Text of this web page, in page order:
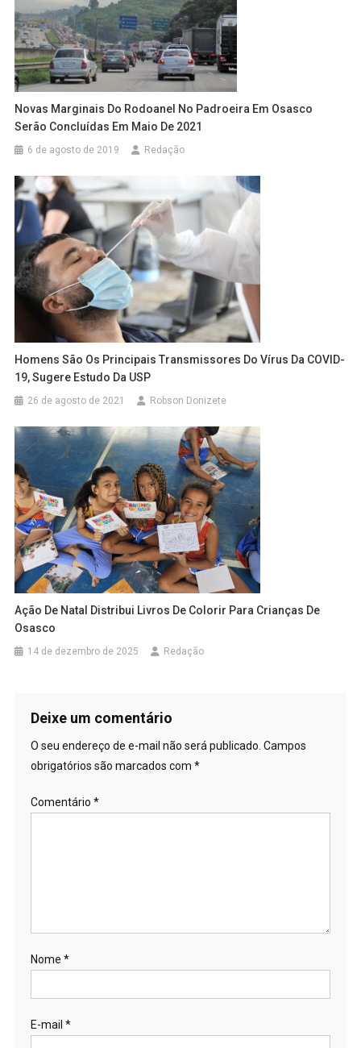
Novas Marginais Do Rodoanel No Padroeira Em Osasco
Serão Concluídas Em Maio De 2021
6 de agosto de 2019 Redação
Homens São Os Principais Transmissores Do Vírus Da COVID-
19, Sugere Estudo Da USP
26 de agosto de 2021 Robson Donizete
Ação De Natal Distribui Livros De Colorir Para Crianças De
Osasco
14 de dezembro de 2025 Redação
Deixe um comentário
O seu endereço de e-mail não será publicado. Campos
obrigatórios são marcados com *
Comentário *
Nome *
E-mail *